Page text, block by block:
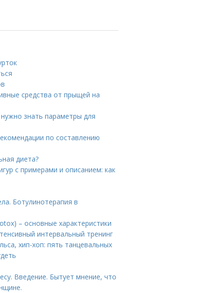
средства от прыщей на
знать параметры для
по составлению
диета?
с примерами и описанием: как
Ботулинотерапия в
– основные характеристики
интервальный тренинг
хип-хоп: пять танцевальных
Введение. Бытует мнение, что